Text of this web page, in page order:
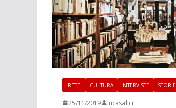
-RETE- CULTURA INTERVISTE STORIE
25/11/2019 lucasalici